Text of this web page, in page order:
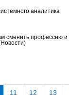
аналитика
сменить профессию и
11 12 13